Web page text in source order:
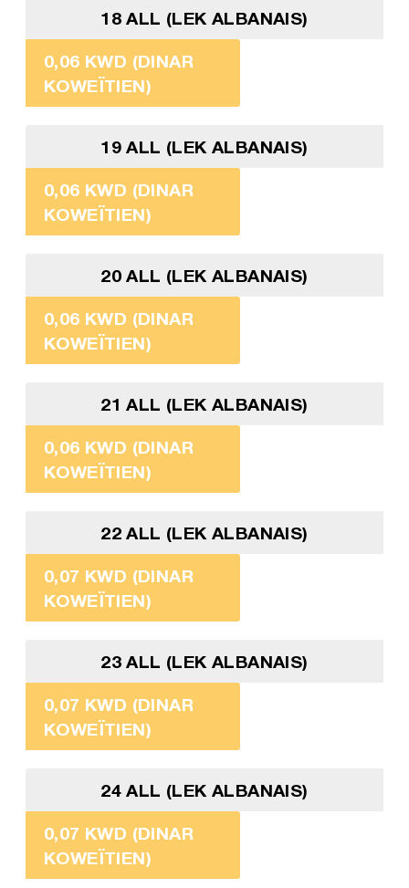
18 ALL (LEK ALBANAIS)
0,06 KWD (DINAR
KOWEÏTIEN)
19 ALL (LEK ALBANAIS)
0,06 KWD (DINAR
KOWEÏTIEN)
20 ALL (LEK ALBANAIS)
0,06 KWD (DINAR
KOWEÏTIEN)
21 ALL (LEK ALBANAIS)
0,06 KWD (DINAR
KOWEÏTIEN)
22 ALL (LEK ALBANAIS)
0,07 KWD (DINAR
KOWEÏTIEN)
23 ALL (LEK ALBANAIS)
0,07 KWD (DINAR
KOWEÏTIEN)
24 ALL (LEK ALBANAIS)
0,07 KWD (DINAR
KOWEÏTIEN)